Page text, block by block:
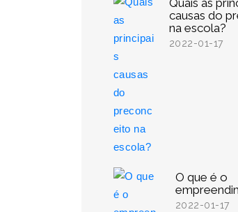
Quais as
causas do
na escola?
2022-01-17
O que é o
2022-01-17